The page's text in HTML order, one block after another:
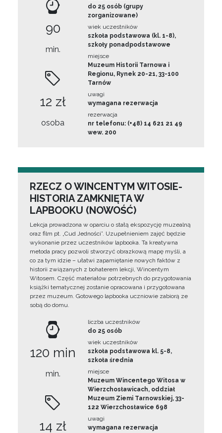
90
min.
12 zł
osoba
do 25 osób (grupy
zorganizowane)
wiek uczestników
szkoła podstawowa (kl. 1-8),
szkoły ponadpodstawowe
miejsce
Muzeum Historii Tarnowa i
Regionu, Rynek 20-21, 33-100
Tarnów
uwagi
wymagana rezerwacja
rezerwacja
nr telefonu: (+48) 14 621 21 49
wew. 200
RZECZ O WINCENTYM WITOSIE-
HISTORIA ZAMKNIĘTA W
LAPBOOKU (NOWOŚĆ)
Lekcja prowadzona w oparciu o stałą ekspozycję muzealną
oraz film pt. „Cud Jedności”. Uzupełnieniem zajęć będzie
wykonanie przez uczestników lapbooka. Ta kreatywna
metoda pracy pozwoli stworzyć obrazkową mapę myśli, a
co za tym idzie – ułatwi zapamiętanie nowych faktów z
historii związanych z bohaterem lekcji, Wincentym
Witosem. Część materiałów potrzebnych do przygotowania
książki tematycznej zostanie opracowana i przygotowana
przez muzeum. Gotowego lapbooka uczniowie zabiorą ze
sobą do domu.
120 min
min.
14 zł
liczba uczestników
do 25 osób
wiek uczestników
szkoła podstawowa kl. 5-8,
szkoła średnia
miejsce
Muzeum Wincentego Witosa w
Wierzchosławicach, oddział
Muzeum Ziemi Tarnowskiej, 33-
122 Wierzchosławice 698
uwagi
wymagana rezerwacja